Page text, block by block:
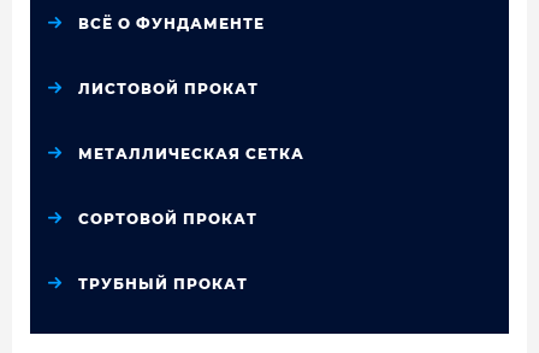
ВСЁ О ФУНДАМЕНТЕ
ЛИСТОВОЙ ПРОКАТ
МЕТАЛЛИЧЕСКАЯ СЕТКА
СОРТОВОЙ ПРОКАТ
ТРУБНЫЙ ПРОКАТ